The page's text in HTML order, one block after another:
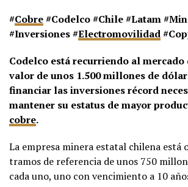
#Cobre#Codelco #Chile #Latam
#Inversiones #Electromovilidad
Codelco está recurriendo al mercado
valor de unos 1.500 millones de
financiar las inversiones récord
mantener su estatus de mayor
cobre.
La empresa minera estatal chilena está
tramos de referencia de unos 750
cada uno, uno con vencimiento a 10